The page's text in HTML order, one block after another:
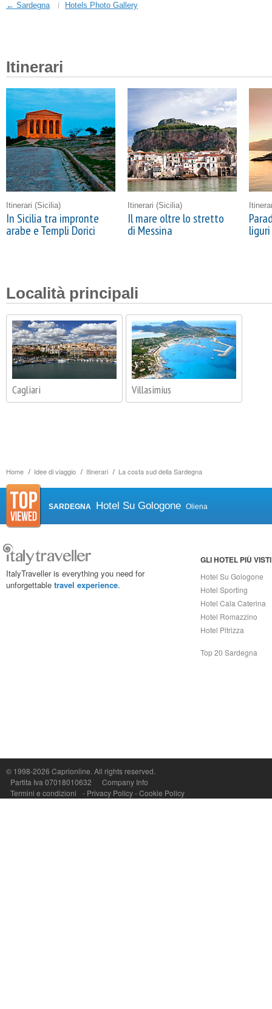
Home Idee di viaggio Itinerari La costa sud della Sardegna
← Sardegna Hotels Photo Gallery
Itinerari
Itinerari (Sicilia)
In Sicilia tra impronte
arabe e Templi Dorici
Itinerari (Sicilia)
Il mare oltre lo stretto
di Messina liguri
Località principali
Cagliari Villasimius
SARDEGNA Hotel Su Gologone Oliena
ItalyTraveller is everything you need for
unforgettable travel experience.
GLI HOTEL PIÙ VISTI
Hotel Su Gologone
Hotel Sporting
Hotel Cala Caterina
Hotel Romazzino
Hotel Pitrizza
Top 20 Sardegna
© 1998-2026 Caprionline. All rights reserved.
Partita Iva 07018010632
Company Info
Termini e condizioni
- Privacy Policy-Cookie Policy
P.Iva, C.F. e n.Reg.Imprese Napoli: 07018010632 - Rea n.557643